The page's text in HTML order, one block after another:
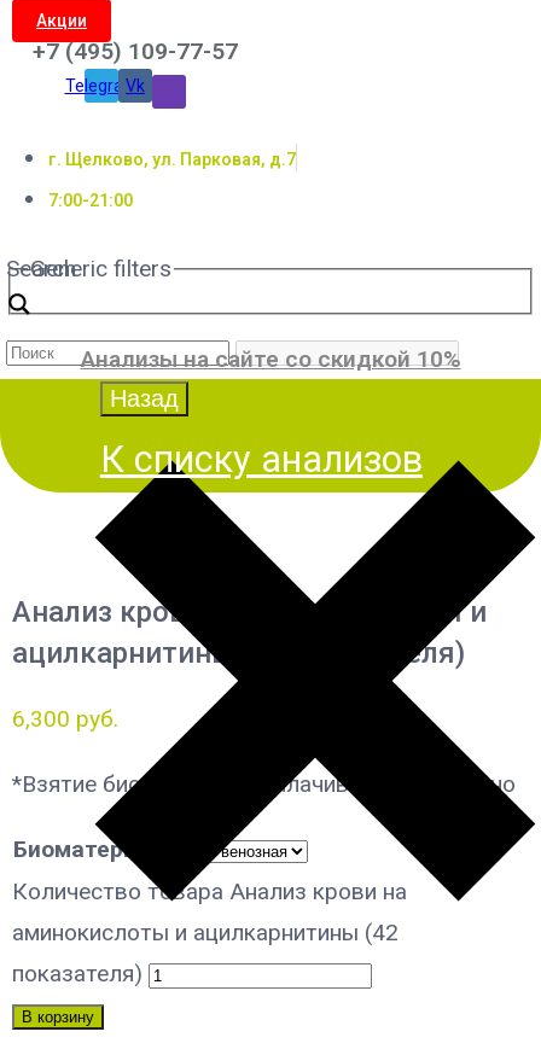
Акции
+7 (495) 109-77-57
TelegramVk
г. Щелково, ул. Парковая, д.7
7:00-21:00
Search
Generic filters
Анализы на сайте со скидкой 10%
К списку анализов
Анализ крови на аминокислоты и
ацилкарнитины (42 показателя)
6,300 руб.
*Взятие биоматериала оплачивается отдельно
Биоматериал
Количество товара Анализ крови на
аминокислоты и ацилкарнитины (42
показателя)
В корзину